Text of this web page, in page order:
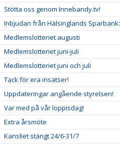
Stötta oss genom Innebandy.tv!
Inbjudan från Hälsinglands Sparbank:
Medlemslotteriet augusti
Medlemslotteriet juni-juli
Medlemslotteriet juni och juli
Tack för era insatser!
Uppdateringar angående styrelsen!
Var med på vår loppisdag!
Extra årsmöte
Kansliet stängt 24/6-31/7